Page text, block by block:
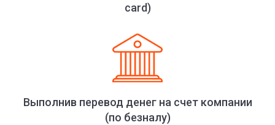
card)
Выполнив перевод денег на счет компании
(по безналу)